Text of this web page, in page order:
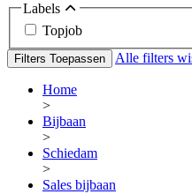
Labels
Topjob
Filters Toepassen Alle filters
Home
>
Bijbaan
>
Schiedam
>
Sales bijbaan